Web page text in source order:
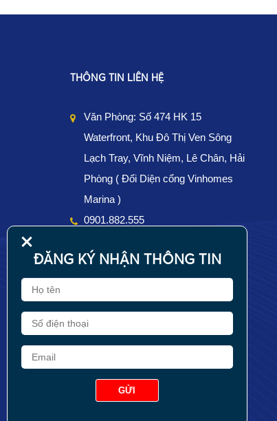
THÔNG TIN LIÊN HỆ
Văn Phòng: Số 474 HK 15
Waterfront, Khu Đô Thị Ven Sông
Lạch Tray, Vĩnh Niệm, Lê Chân, Hải
Phòng ( Đối Diện cổng Vinhomes
Marina )
0901.882.555
0901882555
ĐĂNG KÝ NHẬN THÔNG TIN
+